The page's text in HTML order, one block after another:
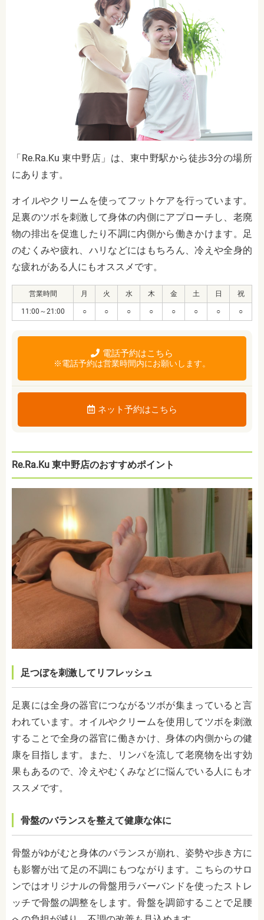
「Re.Ra.Ku 東中野店」は、東中野駅から徒歩3分の場所
にあります。
オイルやクリームを使ってフットケアを行っています。
足裏のツボを刺激して身体の内側にアプローチし、老廃
物の排出を促進したり不調に内側から働きかけます。足
のむくみや疲れ、ハリなどにはもちろん、冷えや全身的
な疲れがある人にもオススメです。
営業時間 月 火 水 木 金 土 日 祝
11:00～21:00 ○ ○ ○ ○ ○ ○ ○ ○
電話予約はこちら
※電話予約は営業時間内にお願いします。
ネット予約はこちら
Re.Ra.Ku 東中野店のおすすめポイント
足つぼを刺激してリフレッシュ
足裏には全身の器官につながるツボが集まっていると言
われています。オイルやクリームを使用してツボを刺激
することで全身の器官に働きかけ、身体の内側からの健
康を目指します。また、リンパを流して老廃物を出す効
果もあるので、冷えやむくみなどに悩んでいる人にもオ
ススメです。
骨盤のバランスを整えて健康な体に
骨盤がゆがむと身体のバランスが崩れ、姿勢や歩き方に
も影響が出て足の不調にもつながります。こちらのサロ
ンではオリジナルの骨盤用ラバーバンドを使ったストレ
ッチで骨盤の調整をします。骨盤を調節することで足腰